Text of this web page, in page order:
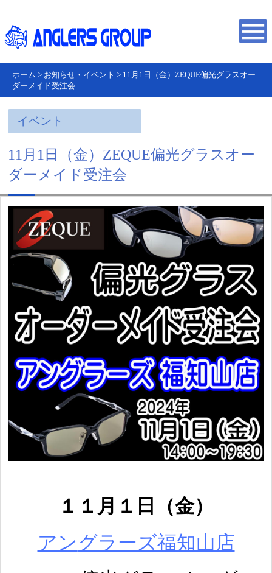
ホーム > お知らせ・イベント > 11月1日（金）ZEQUE偏光グラスオー
ダーメイド受注会
イベント
11月1日（金）ZEQUE偏光グラスオー
ダーメイド受注会
１１月１ 日（金）
アングラーズ福知山店